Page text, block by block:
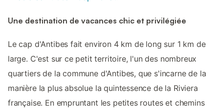
Une destination de vacances chic et privilégiée
Le cap d'Antibes fait environ 4 km de long sur 1 km de
large. C'est sur ce petit territoire, l'un des nombreux
quartiers de la commune d'Antibes, que s'incarne de la
manière la plus absolue la quintessence de la Riviera
française. En empruntant les petites routes et chemins